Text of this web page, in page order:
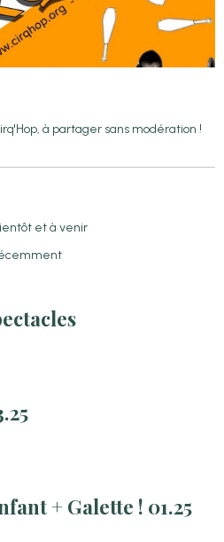
à partager sans modération !
et à venir
+ Galette ! 01.25